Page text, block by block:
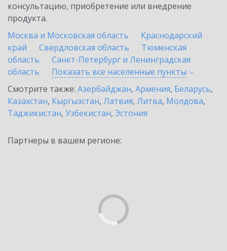
консультацию, приобретение или внедрение
продукта.
Москва и Московская область
Краснодарский
край
Свердловская область
Тюменская
область
Санкт-Петербург и Ленинградская
область
Показать все населенные пункты
Смотрите также: Азербайджан, Армения, Беларусь,
Казахстан, Кыргызстан, Латвия, Литва, Молдова,
Таджикистан, Узбекистан, Эстония
Партнеры в вашем регионе: